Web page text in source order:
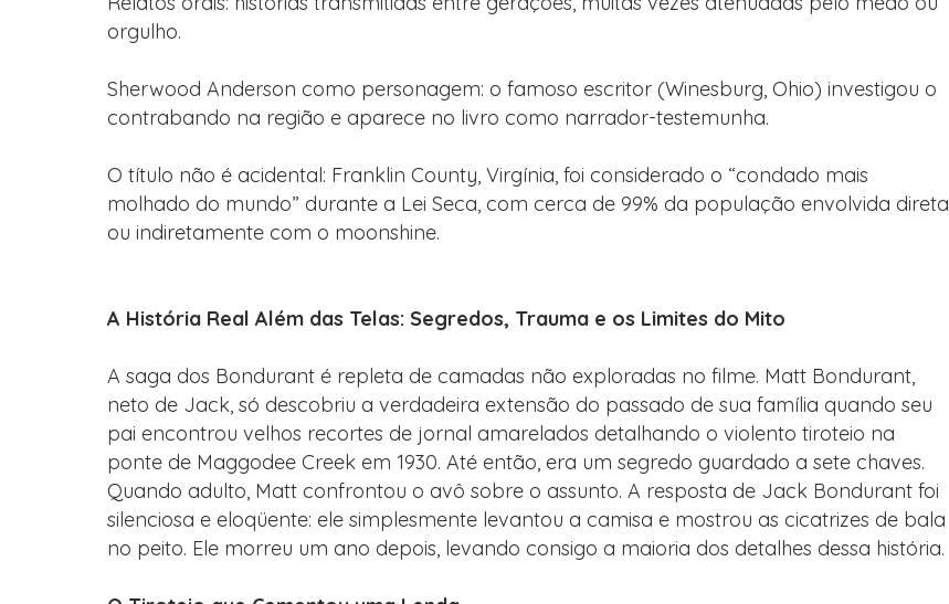
orgulho.
Sherwood Anderson como personagem: o famoso escritor (Winesburg, Ohio) investigou o
contrabando na região e aparece no livro como narrador-testemunha.
O título não é acidental: Franklin County, Virgínia, foi considerado o “condado mais
molhado do mundo” durante a Lei Seca, com cerca de 99% da população envolvida direta
ou indiretamente com o moonshine.
A História Real Além das Telas: Segredos, Trauma e os Limites do Mito
A saga dos Bondurant é repleta de camadas não exploradas no filme. Matt Bondurant,
neto de Jack, só descobriu a verdadeira extensão do passado de sua família quando seu
pai encontrou velhos recortes de jornal amarelados detalhando o violento tiroteio na
ponte de Maggodee Creek em 1930. Até então, era um segredo guardado a sete chaves.
Quando adulto, Matt confrontou o avô sobre o assunto. A resposta de Jack Bondurant foi
silenciosa e eloqüente: ele simplesmente levantou a camisa e mostrou as cicatrizes de bala
no peito. Ele morreu um ano depois, levando consigo a maioria dos detalhes dessa história.